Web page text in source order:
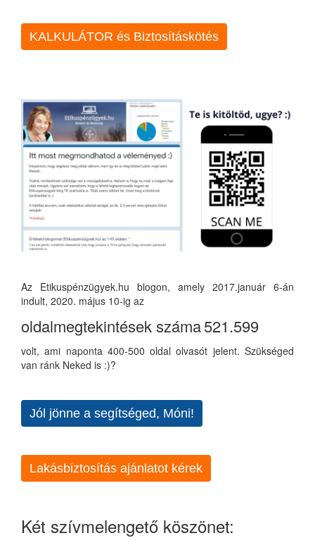
KALKULÁTOR és Biztosításkötés
Az Etikuspénzügyek.hu blogon, amely 2017.január 6-án
indult, 2020. május 10-ig az
oldalmegtekintések száma521.599
volt, ami naponta 400-500 oldal olvasót jelent. Szükséged
van ránk Neked is :)?
Jól jönne a segítséged, Móni!
Lakásbiztosítás ajánlatot kérek
Két szívmelengető köszönet: